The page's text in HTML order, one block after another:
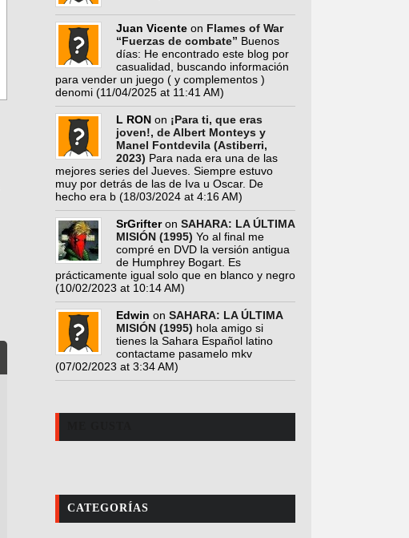
Juan Vicente on Flames of War
“Fuerzas de combate” Buenos
días: He encontrado este blog por
casualidad, buscando información
para vender un juego ( y complementos )
denomi (11/04/2025 at 11:41 AM)
L RON on ¡Para ti, que eras
joven!, de Albert Monteys y
Manel Fontdevila (Astiberri,
2023) Para nada era una de las
mejores series del Jueves. Siempre estuvo
muy por detrás de las de Iva u Oscar. De
hecho era b (18/03/2024 at 4:16 AM)
SrGrifteron SAHARA: LA ÚLTIMA
MISIÓN (1995) Yo al final me
compré en DVD la versión antigua
de Humphrey Bogart. Es
prácticamente igual solo que en blanco y negro
(10/02/2023 at 10:14 AM)
Edwin on SAHARA: LA ÚLTIMA
MISIÓN (1995) hola amigo si
tienes la Sahara Español latino
contactame pasamelo mkv
(07/02/2023 at 3:34 AM)
CATEGORÍAS